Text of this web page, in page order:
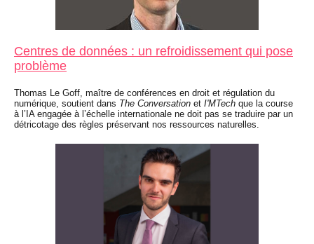
Centres de données : un refroidissement qui pose
problème
Thomas Le Goff, maître de conférences en droit et régulation du
numérique, soutient dans The Conversation et I'MTech que la course
à l’IA engagée à l’échelle internationale ne doit pas se traduire par un
détricotage des règles préservant nos ressources naturelles.